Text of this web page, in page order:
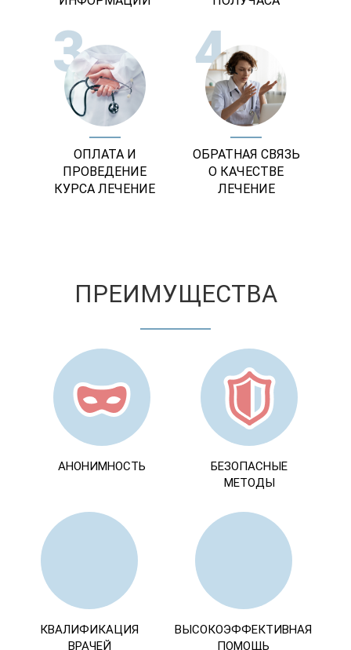
3
ОПЛАТА И
ПРОВЕДЕНИЕ
КУРСА ЛЕЧЕНИЕ
4
ОБРАТНАЯ СВЯЗЬ
О КАЧЕСТВЕ
ЛЕЧЕНИЕ
ПРЕИМУЩЕСТВА
АНОНИМНОСТЬ
БЕЗОПАСНЫЕ
МЕТОДЫ
КВАЛИФИКАЦИЯ
ВРАЧЕЙ
ВЫСОКОЭФФЕКТИВНАЯ
ПОМОЩЬ